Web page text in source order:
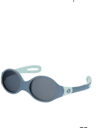
Tri marque A-Z
Tri marque Z-A